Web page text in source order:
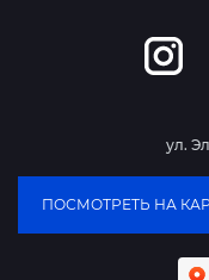
ул.
ПОСМОТРЕТЬ НА